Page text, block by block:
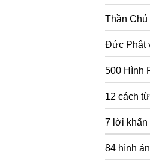
Thần
Đức Phật
500 Hình
12 cách
7 lời khấn
84 hình